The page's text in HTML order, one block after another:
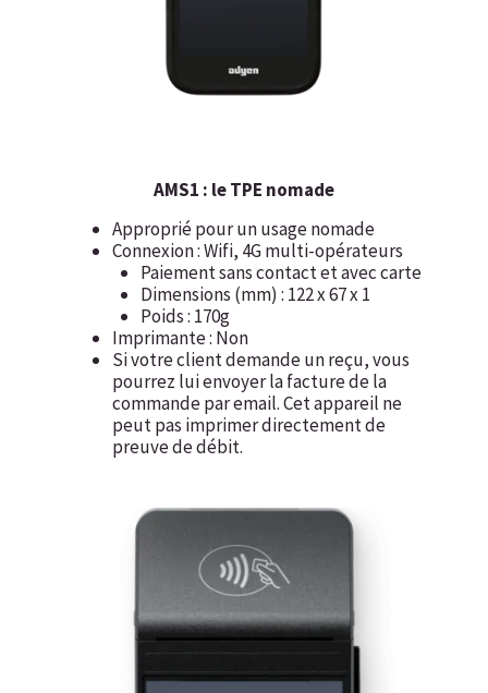
AMS1 : le TPE nomade
Approprié pour un usage nomade
Connexion : Wifi, 4G multi-opérateurs
Paiement sans contact et avec carte
Dimensions (mm) : 122 x 67 x 1
Poids : 170g
Imprimante : Non
Si votre client demande un reçu, vous
pourrez lui envoyer la facture de la
commande par email. Cet appareil ne
peut pas imprimer directement de
preuve de débit.